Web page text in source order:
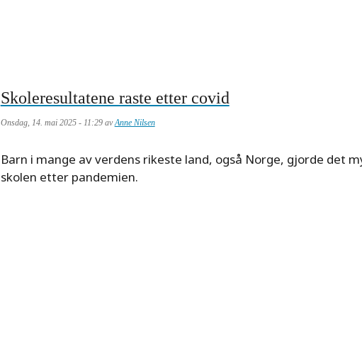
Skoleresultatene raste etter covid
Onsdag, 14. mai 2025 - 11:29 avAnne Nilsen
Meta
description
Barn i mange av verdens rikeste land, også Norge, gjorde det
skolen etter pandemien.